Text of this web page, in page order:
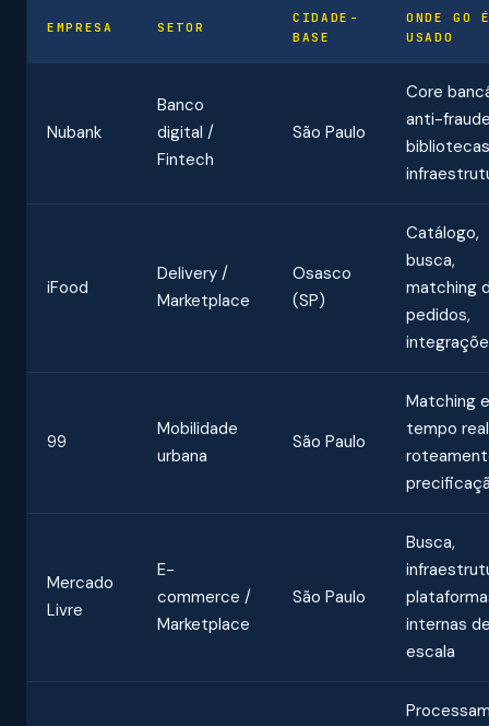
EMPRESA SETOR
CIDADE-
BASE
ONDE GO
USADO
Nubank
Banco
digital /
Fintech
São Paulo
Core
anti-
iFood
Delivery /
Marketplace
Osasco
(SP)
Catálogo,
busca,
matching
pedidos,
99
Mobilidade
urbana
São Paulo
Matching
tempo
Mercado
Livre
E-
commerce /
Marketplace
São Paulo
Busca,
internas
escala